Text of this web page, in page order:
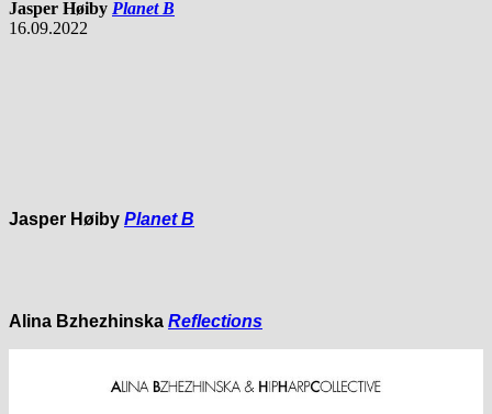
Jasper Høiby Planet B
16.09.2022
Jasper Høiby Planet B
Alina Bzhezhinska Reflections